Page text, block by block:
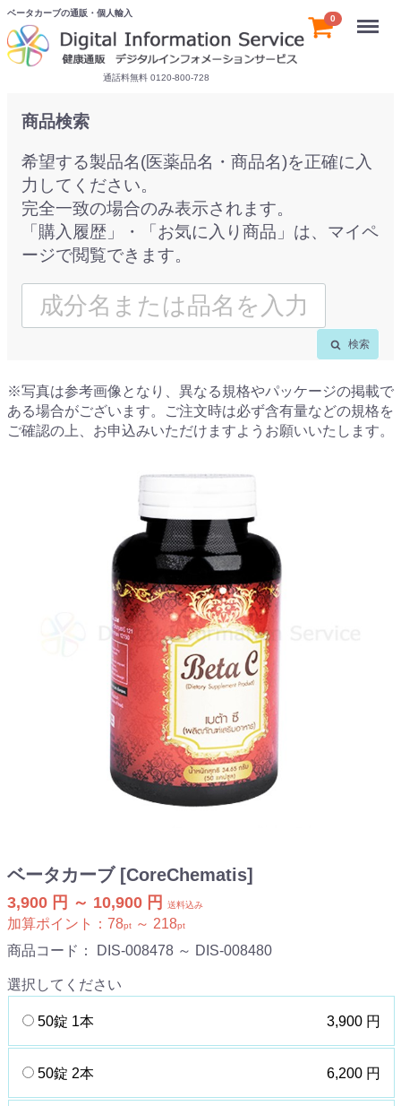
ベータカーブの通販・個人輸入
通話料無料 0120-800-728
0 Menu
商品検索
希望する製品名(医薬品名・商品名)を正確に入
力してください。
完全一致の場合のみ表示されます。
「購入履歴」・「お気に入り商品」は、マイペ
ージで閲覧できます。
検索
※写真は参考画像となり、異なる規格やパッケージの掲載で
ある場合がございます。ご注文時は必ず含有量などの規格を
ご確認の上、お申込みいただけますようお願いいたします。
ベータカーブ [CoreChematis]
3,900 円 ～ 10,900 円 送料込み
加算ポイント： 78pt ～ 218pt
商品コード： DIS-008478 ～ DIS-008480
選択してください
50錠 1本 3,900 円
50錠 2本 6,200 円